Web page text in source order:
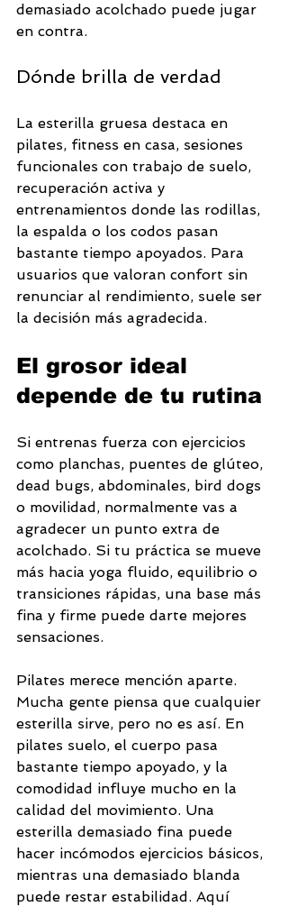
demasiado acolchado puede jugar
en contra.
Dónde brilla de verdad
La esterilla gruesa destaca en
pilates, fitness en casa, sesiones
funcionales con trabajo de suelo,
recuperación activa y
entrenamientos donde las rodillas,
la espalda o los codos pasan
bastante tiempo apoyados. Para
usuarios que valoran confort sin
renunciar al rendimiento, suele ser
la decisión más agradecida.
El grosor ideal
depende de tu rutina
Si entrenas fuerza con ejercicios
como planchas, puentes de glúteo,
dead bugs, abdominales, bird dogs
o movilidad, normalmente vas a
agradecer un punto extra de
acolchado. Si tu práctica se mueve
más hacia yoga fluido, equilibrio o
transiciones rápidas, una base más
fina y firme puede darte mejores
sensaciones.
Pilates merece mención aparte.
Mucha gente piensa que cualquier
esterilla sirve, pero no es así. En
pilates suelo, el cuerpo pasa
bastante tiempo apoyado, y la
comodidad influye mucho en la
calidad del movimiento. Una
esterilla demasiado fina puede
hacer incómodos ejercicios básicos,
mientras una demasiado blanda
puede restar estabilidad. Aquí